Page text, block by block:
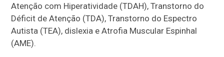
Atenção com Hiperatividade (TDAH), Transtorno do
Déficit de Atenção (TDA), Transtorno do Espectro
Autista (TEA), dislexia e Atrofia Muscular Espinhal
(AME).